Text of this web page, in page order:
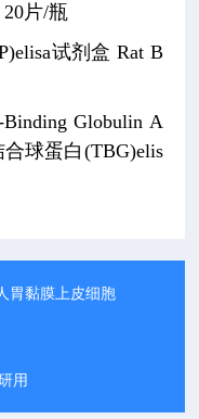
20片/瓶
试剂盒 Rat B
Binding Globulin A
合球蛋白(TBG)elis
胃黏膜上皮细胞
用